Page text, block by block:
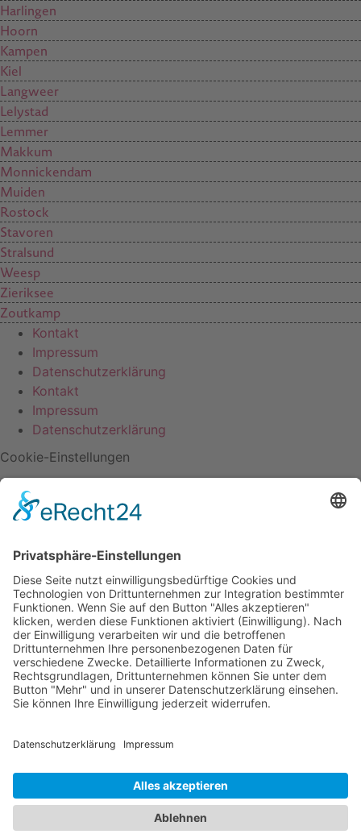
Harlingen
Hoorn
Kampen
Kiel
Langweer
Lelystad
Lemmer
Makkum
Monnickendam
Muiden
Rostock
Stavoren
Stralsund
Weesp
Zieriksee
Zoutkamp
Kontakt
Impressum
Datenschutzerklärung
Kontakt
Impressum
Datenschutzerklärung
Cookie-Einstellungen